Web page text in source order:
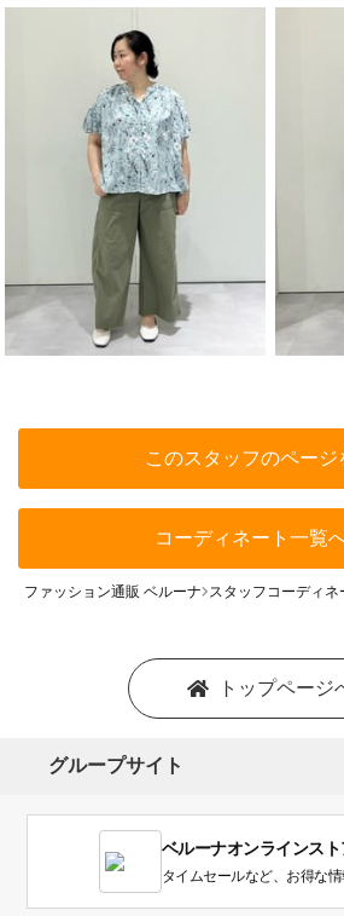
このスタッフのページ
コーディネート一覧
ファッション通販 ベルーナ スタッフコーディネ
トップページ
グループサイト
ベルーナオンラインスト
タイムセールなど、お得な情